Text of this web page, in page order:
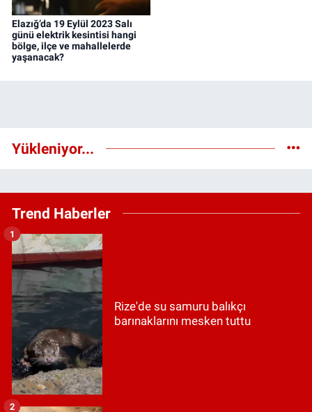
Elazığ’da 19 Eylül 2023 Salı
günü elektrik kesintisi hangi
bölge, ilçe ve mahallelerde
yaşanacak?
Yükleniyor...
Trend Haberler
Rize'de su samuru balıkçı
barınaklarını mesken tuttu
1
2